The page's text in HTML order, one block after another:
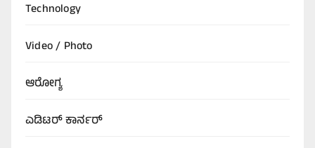
Technology
Video / Photo
ಆರೋಗ್ಯ
ಎಡಿಟರ್‌ ಕಾರ್ನರ್